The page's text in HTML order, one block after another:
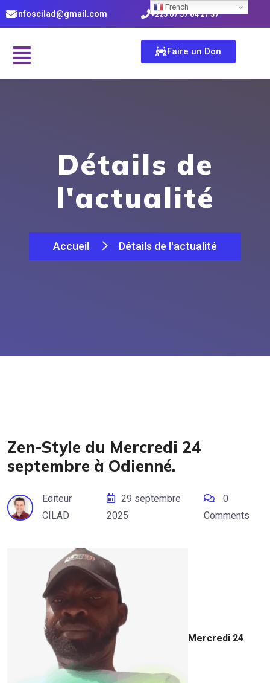
infoscilad@gmail.com +225 07 57 64 27 37
Faire un Don
Détails de
l'actualité
Accueil Détails de l'actualité
Zen-Style du Mercredi 24
septembre à Odienné.
Editeur
CILAD
29 septembre
2025
0
Comments
Mercredi 24
French